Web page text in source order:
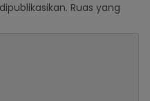
Ruas yang